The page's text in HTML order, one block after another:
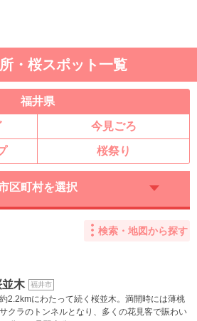
・桜スポット一覧
福井県
今見ごろ
桜祭り
区町村を選択
検索・地図から探す
並木 福井市
2.2kmにわたって続く桜並木。満開時には薄桃
クラのトンネルとなり、多くの花見客で賑わい